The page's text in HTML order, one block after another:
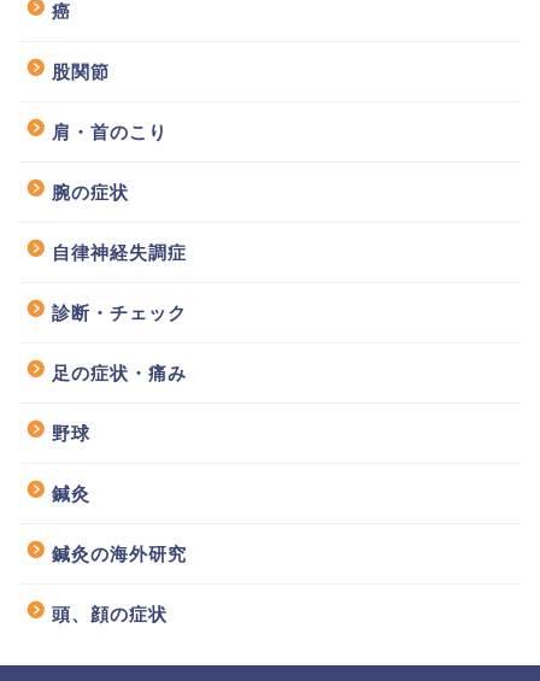
癌
股関節
肩・首のこり
腕の症状
自律神経失調症
診断・チェック
足の症状・痛み
野球
鍼灸
鍼灸の海外研究
頭、顔の症状